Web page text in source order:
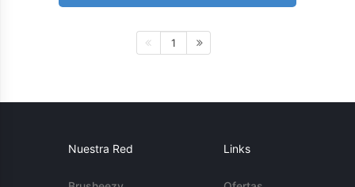
1
Nuestra Red Links